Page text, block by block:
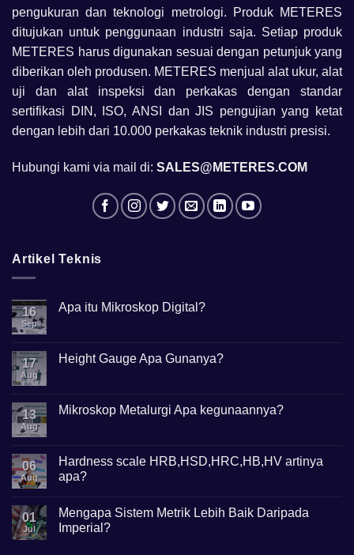
pengukuran dan teknologi metrologi. Produk METERES
ditujukan untuk penggunaan industri saja. Setiap produk
METERES harus digunakan sesuai dengan petunjuk yang
diberikan oleh produsen. METERES menjual alat ukur, alat
uji dan alat inspeksi dan perkakas dengan standar
sertifikasi DIN, ISO, ANSI dan JIS pengujian yang ketat
dengan lebih dari 10.000 perkakas teknik industri presisi.
Hubungi kami via mail di: SALES@METERES.COM
Artikel Teknis
16
Sep
Apa itu Mikroskop Digital?
Apa
itu
17
Aug
Height Gauge Apa Gunanya?
Height
Gauge
13
Aug
Mikroskop Metalurgi Apa kegunaannya?
Mikroskop
Metalurgi
Apa
06
Aug
Hardness scale HRB,HSD,HRC,HB,HV artinya
apa?
on
Hardness
scale
01
Jul
Mengapa Sistem Metrik Lebih Baik Daripada
Imperial?